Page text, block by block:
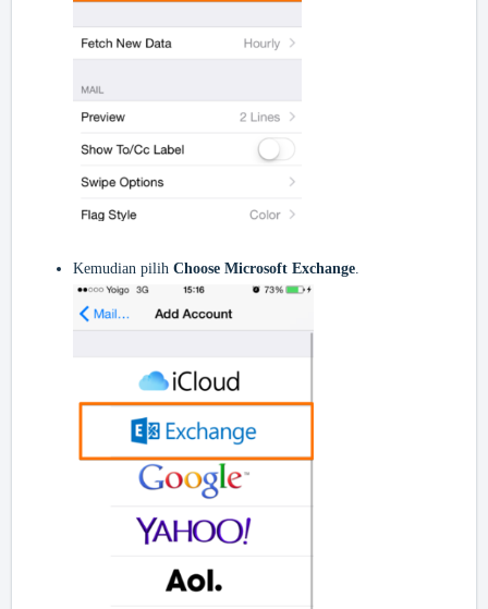
Kemudian pilih Choose Microsoft Exchange